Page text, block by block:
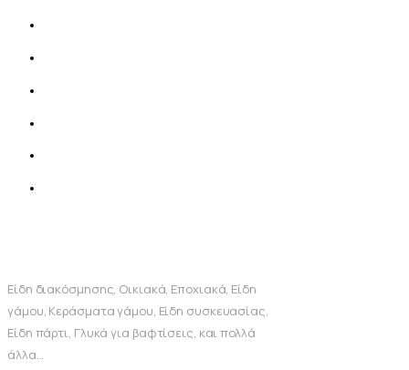
Είδη διακόσμησης, Οικιακά, Εποχιακά, Είδη
γάμου, Κεράσματα γάμου, Είδη συσκευασίας,
Είδη πάρτι, Γλυκά για βαφτίσεις, και πολλά
άλλα...